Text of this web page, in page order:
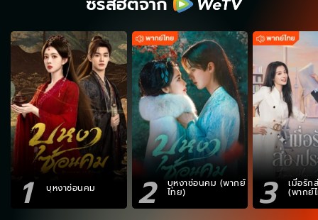
1 บุหงาซ่อนคม 2 บุหงาซ่อนคม (พากย์
ไทย) 3 เมื่อรัก
(พากย์